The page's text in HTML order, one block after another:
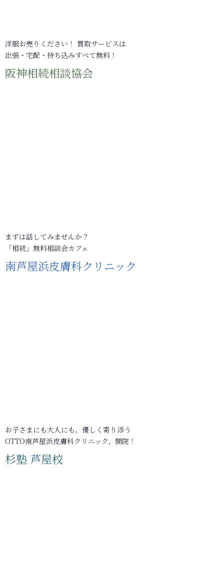
洋服お売りください！ 買取サービスは
出張・宅配・持ち込みすべて無料！
阪神相続相談協会
まずは話してみませんか？
「相続」無料相談会カフェ
南芦屋浜皮膚科クリニック
お子さまにも大人にも、優しく寄り添う
OTTO南芦屋浜皮膚科クリニック、開院！
杉塾 芦屋校